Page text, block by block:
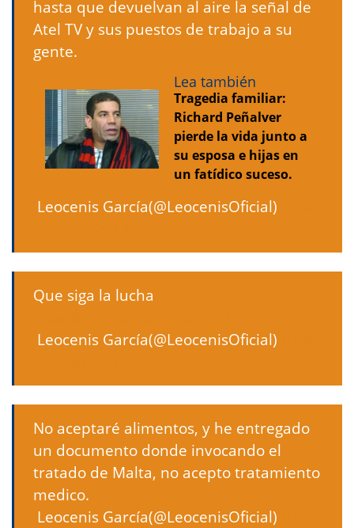
hasta que devuelvan al aire la señal de
Atel TV y sus puestos de trabajo a su
gente.
Lea también
Tragedia familiar:
Richard Peñalver
pierde la vida junto a
su esposa e hijas en
un fatídico suceso.
 Leocenis García(@LeocenisOficial)
Que siga la lucha
 Leocenis García(@LeocenisOficial)
No aceptaré alimentos, y he entregado
un documento donde invocando el
tratado de Malta, no acepto tratamiento
medico.
 Leocenis García(@LeocenisOficial)